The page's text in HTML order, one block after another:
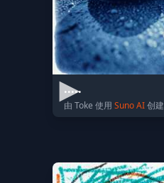
.....
由 Toke 使用 Suno AI创建